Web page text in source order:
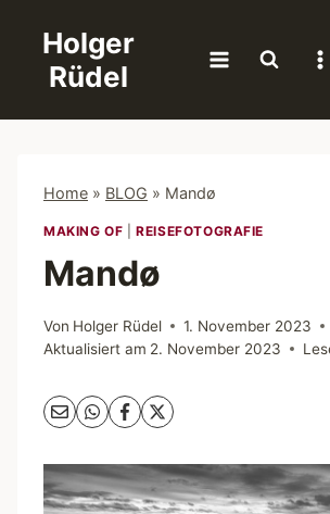
springen
Holger
Rüdel
Home » BLOG » Mandø
MAKING OF |REISEFOTOGRAFIE
Mandø
Von Holger Rüdel
1. November 2023
Aktualisiert am 2. November 2023